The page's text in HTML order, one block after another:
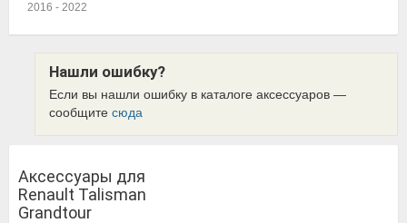
2016 - 2022
Нашли ошибку?
Если вы нашли ошибку в каталоге аксессуаров —
сообщите сюда
Аксессуары для
Renault Talisman
Grandtour